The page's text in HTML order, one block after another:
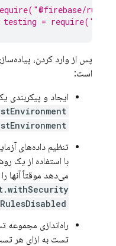
testing =
پس از وارد کردن،
است:
ایجاد و پیکربندی
تنظیم داده‌های
با استفاده از یک
می‌دهد موقتاً آنها را
RulesDisabled
راه‌اندازی مجموعه
تست به ازای هر